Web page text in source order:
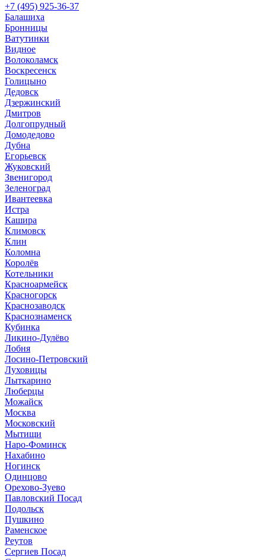
+7 (495) 925-36-37
Балашиха
Бронницы
Ватутинки
Видное
Волоколамск
Воскресенск
Голицыно
Дедовск
Дзержинский
Дмитров
Долгопрудный
Домодедово
Дубна
Егорьевск
Жуковский
Звенигород
Зеленоград
Ивантеевка
Истра
Кашира
Климовск
Клин
Коломна
Королёв
Котельники
Красноармейск
Красногорск
Краснозаводск
Краснознаменск
Кубинка
Ликино-Дулёво
Лобня
Лосино-Петровский
Луховицы
Лыткарино
Люберцы
Можайск
Москва
Московский
Мытищи
Наро-Фоминск
Нахабино
Ногинск
Одинцово
Орехово-Зуево
Павловский Посад
Подольск
Пушкино
Раменское
Реутов
Сергиев Посад